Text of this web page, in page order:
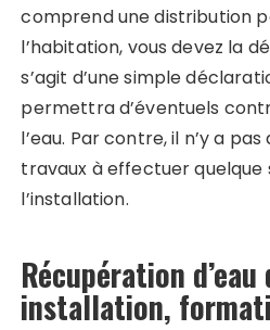
comprend une distribution
l’habitation, vous devez la
s’agit d’une simple
permettra d’éventuels
l’eau. Par contre, il n’y a
travaux à effectuer quelque
l’installation.
Récupération
installation,